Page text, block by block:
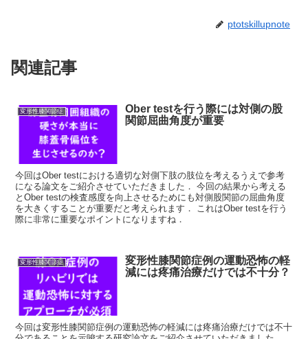
ptotskillupnote
関連記事
変形性膝関節症
Ober testを行う際には対側の股
関節屈曲角度が重要
今回はOber testにおける適切な対側下肢の肢位を考えるうえで参考
になる論文をご紹介させていただきました． 今回の結果から考える
とOber testの検査感度を向上させるためにも対側股関節の屈曲角度
を大きくすることが重要だと考えられます． これはOber testを行う
際に非常に重要なポイントになりますね．
変形性膝関節症
変形性膝関節症例の運動恐怖の軽
減には疼痛治療だけでは不十分？
今回は変形性膝関節症例の運動恐怖の軽減には疼痛治療だけでは不十